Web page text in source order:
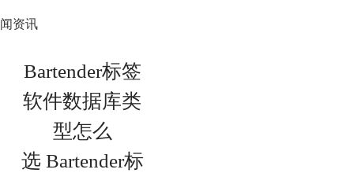
闻资讯
Bartender标签
软件数据库类
型怎么
选 Bartender标